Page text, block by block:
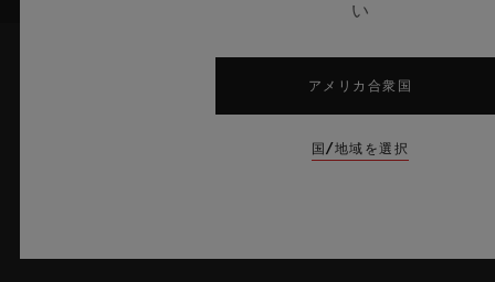
ウブロの最新ニュースをお届けします。
い
アメリカ合衆国
国/地域を選択